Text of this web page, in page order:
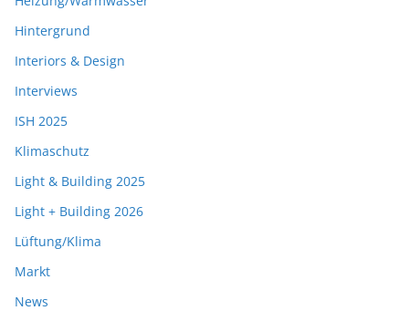
Hintergrund
Interiors & Design
Interviews
ISH 2025
Klimaschutz
Light & Building 2025
Light + Building 2026
Lüftung/Klima
Markt
News